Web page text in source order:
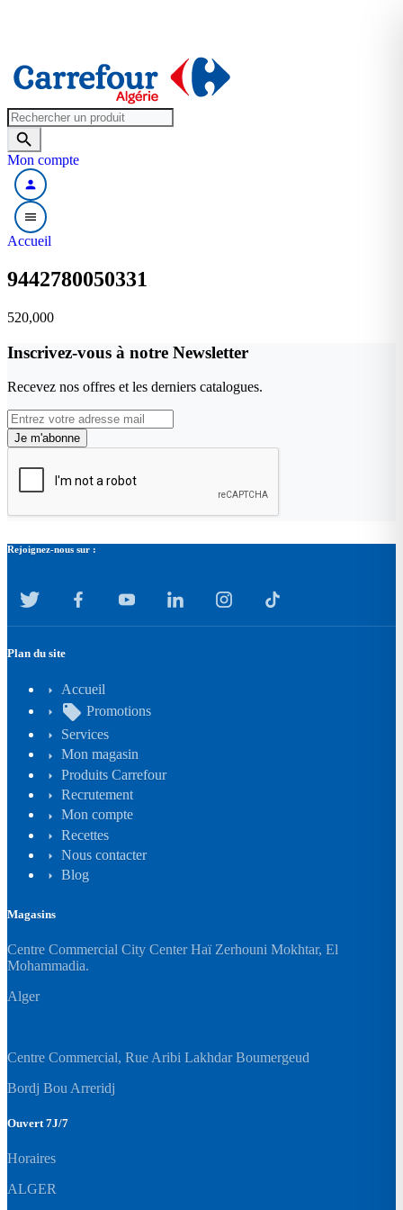
search
Mon compte
person
menu
Accueil
9442780050331
520,000
Inscrivez-vous à notre Newsletter
Recevez nos offres et les derniers catalogues.
Je m'abonne
Rejoignez-nous sur :
Plan du site
Accueil
local_offer Promotions
Services
Mon magasin
Produits Carrefour
Recrutement
Mon compte
Recettes
Nous contacter
Blog
Magasins
Centre Commercial City Center Haï Zerhouni Mokhtar, El
Mohammadia.
Alger
Centre Commercial, Rue Aribi Lakhdar Boumergeud
Bordj Bou Arreridj
Ouvert 7J/7
Horaires
ALGER